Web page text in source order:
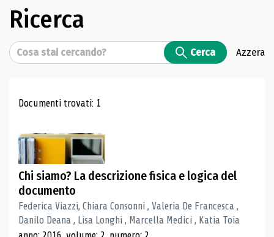
Ricerca
Cerca Cerca Azzera
Risultati di ricerca
Documenti trovati: 1
Chi siamo? La descrizione fisica e logica del
documento
Federica Viazzi, Chiara Consonni , Valeria De Francesca ,
Danilo Deana , Lisa Longhi , Marcella Medici , Katia Toia